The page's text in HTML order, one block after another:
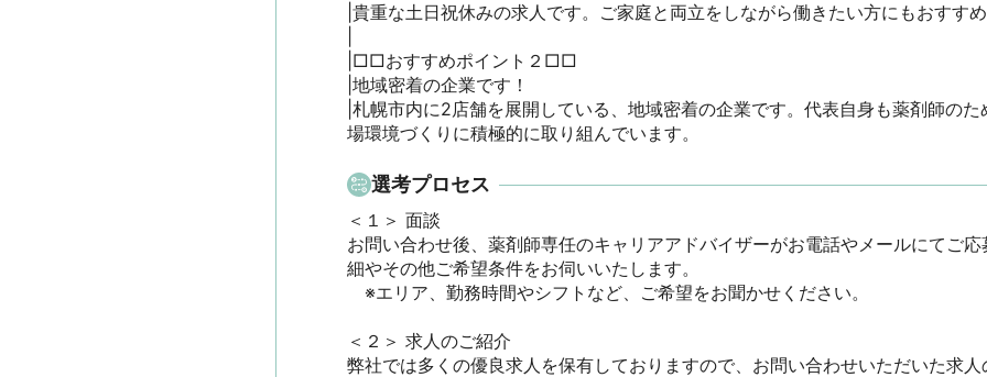
|貴重な土日祝休みの求人です。ご家庭と両立をしながら働きたい方にもおすす
|□□おすすめポイント２□□
|地域密着の企業です！
|札幌市内に2店舗を展開している、地域密着の企業です。代表自身も薬剤師の
場環境づくりに積極的に取り組んでいます。
選考プロセス
＜１＞ 面談
お問い合わせ後、薬剤師専任のキャリアアドバイザーがお電話やメールにてご
細やその他ご希望条件をお伺いいたします。
※エリア、勤務時間やシフトなど、ご希望をお聞かせください。
＜２＞ 求人のご紹介
弊社では多くの優良求人を保有しておりますので、お問い合わせいただいた求